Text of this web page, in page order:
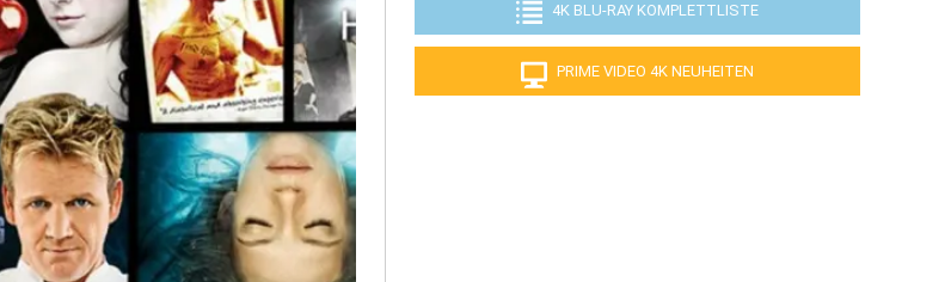
4K BLU-RAY KOMPLETTLISTE
PRIME VIDEO 4K NEUHEITEN